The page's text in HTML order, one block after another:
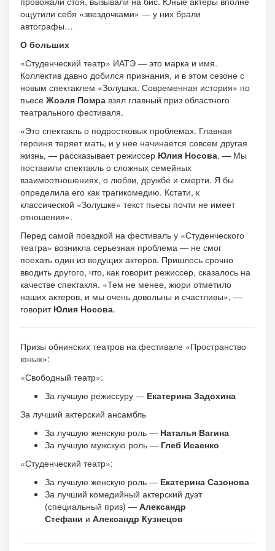
ощутили себя «звездочками» — у них брали
автографы…
О больших
«Студенческий театр» ИАТЭ — это марка и имя.
Коллектив давно добился признания, и в этом сезоне с
новым спектаклем «Золушка. Современная история» по
пьесе Жоэля Помра взял главный приз областного
театрального фестиваля.
«Это спектакль о подростковых проблемах. Главная
героиня теряет мать, и у нее начинается совсем другая
жизнь, — рассказывает режиссер Юлия Носова. — Мы
поставили спектакль о сложных семейных
взаимоотношениях, о любви, дружбе и смерти. Я бы
определила его как трагикомедию. Кстати, к
классической «Золушке» текст пьесы почти не имеет
отношения».
Перед самой поездкой на фестиваль у «Студенческого
театра» возникла серьезная проблема — не смог
поехать один из ведущих актеров. Пришлось срочно
вводить другого, что, как говорит режиссер, сказалось на
качестве спектакля. «Тем не менее, жюри отметило
наших актеров, и мы очень довольны и счастливы», —
говорит Юлия Носова.
Призы обнинских театров на фестивале «Пространство
юных»:
«Свободный театр»:
За лучшую режиссуру — Екатерина Задохина
За лучший актерский ансамбль
За лучшую женскую роль — Наталья Вагина
За лучшую мужскую роль — Глеб Исаенко
«Студенческий театр»:
За лучшую женскую роль — Екатерина Сазонова
За лучший комедийный актерский дуэт
(специальный приз) — Александр
Стефани и Александр Кузнецов